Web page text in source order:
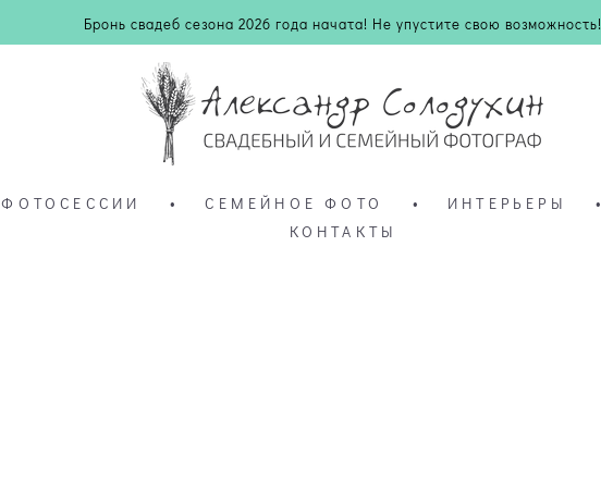
Бронь свадеб сезона 2026 года начата! Не упустите свою возможность!
ФОТОСЕССИИ • СЕМЕЙНОЕ ФОТО • ИНТЕРЬЕРЫ •
КОНТАКТЫ